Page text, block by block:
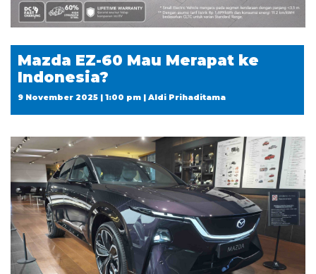
Mazda EZ-60 Mau Merapat ke
Indonesia?
9 November 2025 | 1:00 pm | Aldi Prihaditama